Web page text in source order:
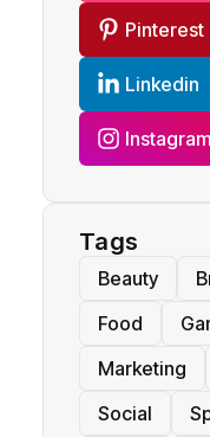
Pinterest
Linkedin
Instagram
Tags
Beauty
Food
Marketing
Social